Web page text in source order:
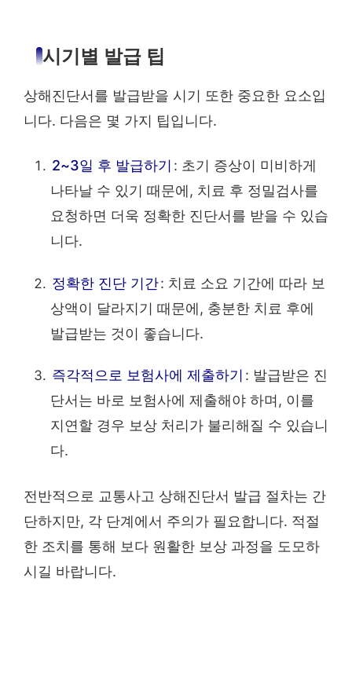
시기별 발급 팁
상해진단서를 발급받을 시기 또한 중요한 요소입
니다. 다음은 몇 가지 팁입니다.
2~3일 후 발급하기 : 초기 증상이 미비하게
나타날 수 있기 때문에, 치료 후 정밀검사를
요청하면 더욱 정확한 진단서를 받을 수 있습
니다.
정확한 진단 기간: 치료 소요 기간에 따라 보
상액이 달라지기 때문에, 충분한 치료 후에
발급받는 것이 좋습니다.
즉각적으로 보험사에 제출하기 : 발급받은 진
단서는 바로 보험사에 제출해야 하며, 이를
지연할 경우 보상 처리가 불리해질 수 있습니
다.
전반적으로 교통사고 상해진단서 발급 절차는 간
단하지만, 각 단계에서 주의가 필요합니다. 적절
한 조치를 통해 보다 원활한 보상 과정을 도모하
시길 바랍니다.